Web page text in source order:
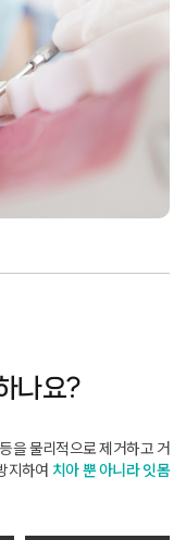
나요?
을 물리적으로 제거하고 거
지하여 치아 뿐 아니라 잇몸